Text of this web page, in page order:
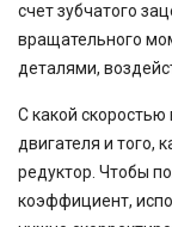
счет зубчатого
вращательного
деталями,
С какой скоростью
двигателя и того,
редуктор. Чтобы
коэффициент,